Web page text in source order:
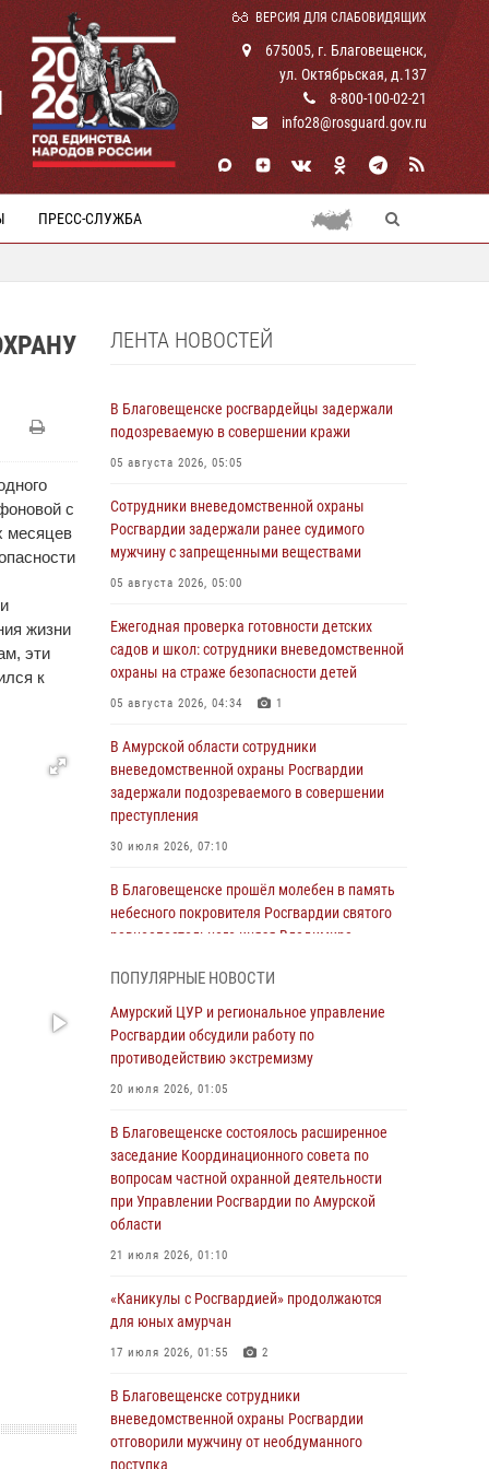
ВЕРСИЯ ДЛЯ СЛАБОВИДЯЩИХ
675005, г. Благовещенск,
ул. Октябрьская, д.137
8-800-100-02-21
info28@rosguard.gov.ru
ПРЕСС-СЛУЖБА
с
месяцев
жизни
эти
к
ЛЕНТА НОВОСТЕЙ
В Благовещенске росгвардейцы задержали
подозреваемую в совершении кражи
05 августа 2026, 05:05
Сотрудники вневедомственной охраны
Росгвардии задержали ранее судимого
мужчину с запрещенными веществами
05 августа 2026, 05:00
Ежегодная проверка готовности детских
садов и школ: сотрудники вневедомственной
охраны на страже безопасности детей
05 августа 2026, 04:34 1
В Амурской области сотрудники
вневедомственной охраны Росгвардии
задержали подозреваемого в совершении
преступления
30 июля 2026, 07:10
В Благовещенске прошёл молебен в память
небесного покровителя Росгвардии святого
равноапостольного князя Владимира
Более 2,5 миллионов рублей выплачено
амурчанам за оружие сданное на возмездной
основе
28 июля 2026, 02:00
Итоги работы строевых подразделений
вневедомственной охраны Росгвардии
Амурской области в период с 20 по 26 июля
2026 года
27 июля 2026, 06:28
сотрудников вневедомственной охраны
23 июля 2026, 07:49
поступления на службу в подразделения
территориального Управления Росгвардии
23 июля 2026, 00:00
ПОПУЛЯРНЫЕ НОВОСТИ
Амурский ЦУР и региональное управление
Росгвардии обсудили работу по
противодействию экстремизму
20 июля 2026, 01:05
В Благовещенске состоялось расширенное
заседание Координационного совета по
вопросам частной охранной деятельности
при Управлении Росгвардии по Амурской
области
21 июля 2026, 01:10
«Каникулы с Росгвардией» продолжаются
для юных амурчан
17 июля 2026, 01:55 2
В Благовещенске сотрудники
вневедомственной охраны Росгвардии
отговорили мужчину от необдуманного
поступка